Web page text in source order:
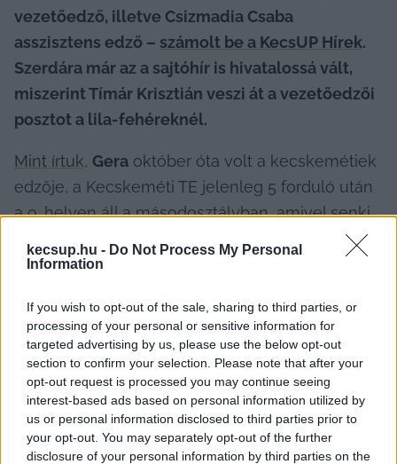
kecsup.hu - Do Not Process My Personal
Information
If you wish to opt-out of the sale, sharing to third parties, or
processing of your personal or sensitive information for
targeted advertising by us, please use the below opt-out
section to confirm your selection. Please note that after your
opt-out request is processed you may continue seeing
interest-based ads based on personal information utilized by
us or personal information disclosed to third parties prior to
your opt-out. You may separately opt-out of the further
disclosure of your personal information by third parties on the
vezetőedző, illetve Csizmadia Csaba
asszisztens edző – számolt be a KecsUP Hírek.
Szerdára már az a sajtóhír is hivatalossá vált,
miszerint Tímár Krisztián veszi át a vezetőedzői
posztot a lila-fehéreknél.
Mint írtuk, Gera október óta volt a kecskemétiek
edzője, a Kecskeméti TE jelenleg 5 forduló után
a 9. helyen áll a másodosztályban, amivel senki
sem lehet elégedett a klubnál – ekkor pedig a
vezetőség is úgy érezte, hogy eljött a váltás
Tímár Krisztián játékosként többek közt a
Videoton, a Nyíregyháza és a Ferencváros
labdarúgója is volt, illetve légiósként hosszú
éveket töltött el Angliában, ahol a Plymouth